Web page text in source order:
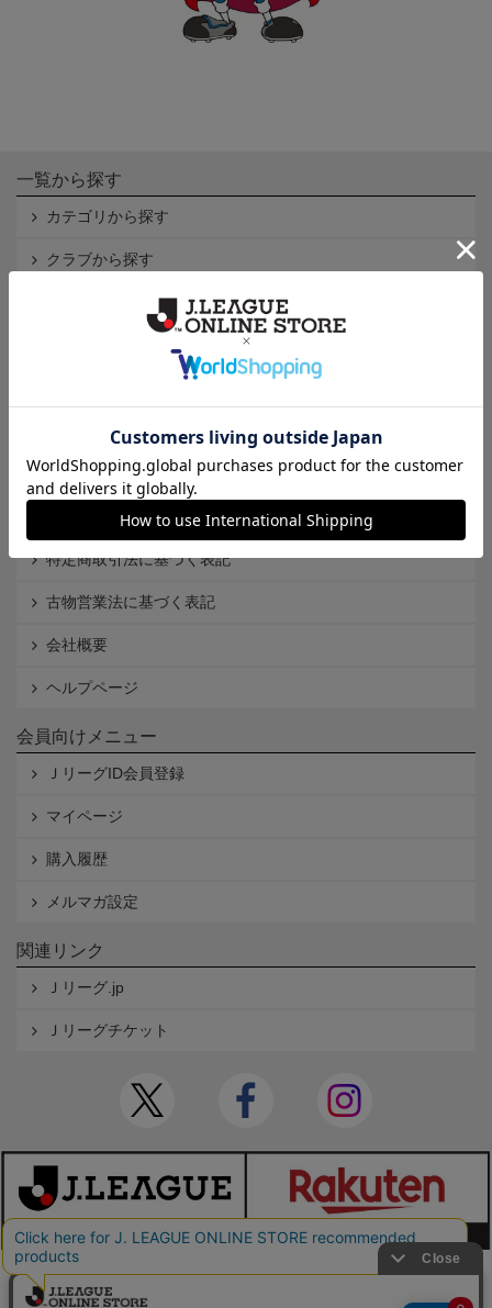
一覧から探す
カテゴリから探す
クラブから探す
Ｊ2
インフォメーション
個人情報保護方針
Cookieポリシー
特定商取引法に基づく表記
古物営業法に基づく表記
会社概要
ヘルプページ
会員向けメニュー
ＪリーグID会員登録
マイページ
購入履歴
メルマガ設定
関連リンク
Ｊリーグ.jp
Ｊリーグチケット
本サイトで使用している文章・画像等の無断での複製・転載を禁止します。